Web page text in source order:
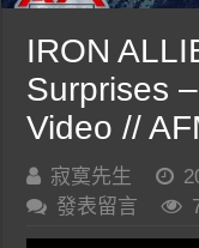
IRON
Surprises
Video //
寂寞先生
發表留言